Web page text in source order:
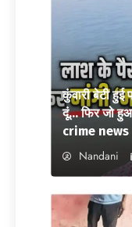
कुंवारी बेटी हुई
दूं… फिर जो
crime news
Nandani